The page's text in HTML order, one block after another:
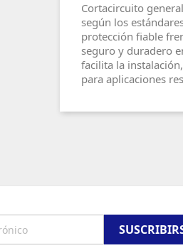
Cortacircuito
según los
protección fiable
seguro y duradero
facilita la
para aplicaciones